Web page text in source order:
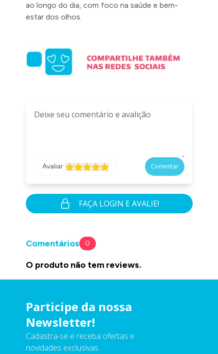
ao longo do dia, com foco na saúde e bem-
estar dos olhos.
Avaliar Comentar
FAÇA LOGIN E AVALIE!
Comentários 0
O produto não tem reviews.
Participe da nossa
Newsletter!
Cadastra-se e receba ofertas e
novidades exclusivas.